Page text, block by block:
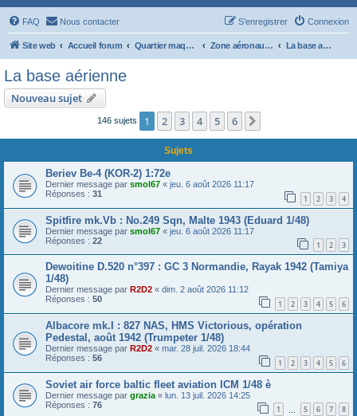
FAQ Nous contacter Connexion
S’enregistrer
Site web Accueil forum Quartier maquettiste Zone aéronautique : Vella Lavella La base aérienne
La base aérienne
Nouveau sujet
146 sujets 1 2 3 4 5 6
Sujets
Beriev Be-4 (KOR-2) 1:72e
Dernier message par smol67 « jeu. 6 août 2026 11:17
Réponses : 31 1 2 3 4
Spitfire mk.Vb : No.249 Sqn, Malte 1943 (Eduard 1/48)
Dernier message par smol67 « jeu. 6 août 2026 11:17
Réponses : 22 1 2 3
Dewoitine D.520 n°397 : GC 3 Normandie, Rayak 1942 (Tamiya
1/48)
Dernier message par R2D2 « dim. 2 août 2026 11:12
Réponses : 50 1 2 3 4 5 6
Albacore mk.I : 827 NAS, HMS Victorious, opération
Pedestal, août 1942 (Trumpeter 1/48)
Dernier message par R2D2 « mar. 28 juil. 2026 18:44
Réponses : 56 1 2 3 4 5 6
Soviet air force baltic fleet aviation ICM 1/48 è
Dernier message par grazia « lun. 13 juil. 2026 14:25
Réponses : 76 1 5 6 7 8